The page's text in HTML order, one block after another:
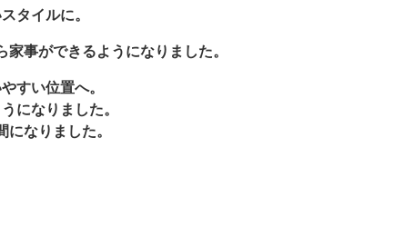
タイルに。
事ができるようになりました。
すい位置へ。
になりました。
なりました。